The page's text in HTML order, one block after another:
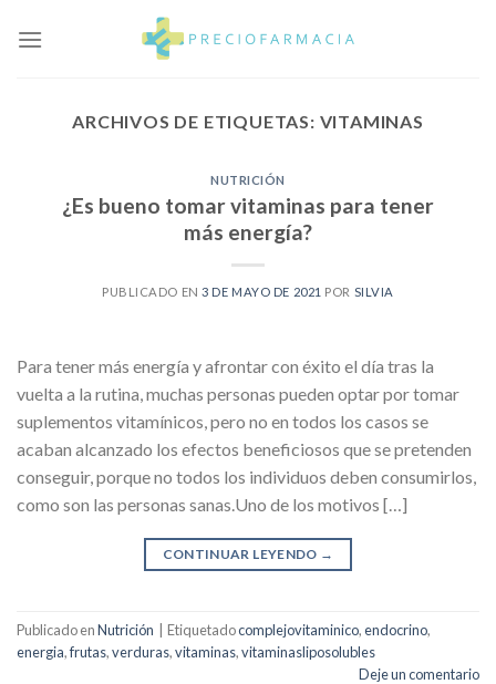
ARCHIVOS DE ETIQUETAS: VITAMINAS
NUTRICIÓN
¿Es bueno tomar vitaminas para tener
más energía?
PUBLICADO EN3 DE MAYO DE 2021 POR SILVIA
Para tener más energía y afrontar con éxito el día tras la
vuelta a la rutina, muchas personas pueden optar por tomar
suplementos vitamínicos, pero no en todos los casos se
acaban alcanzado los efectos beneficiosos que se pretenden
conseguir, porque no todos los individuos deben consumirlos,
como son las personas sanas.Uno de los motivos […]
CONTINUAR LEYENDO →
Publicado enNutrición Etiquetadocomplejovitaminico,endocrino,
energia,frutas,verduras,vitaminas,vitaminasliposolubles
Deje un comentario